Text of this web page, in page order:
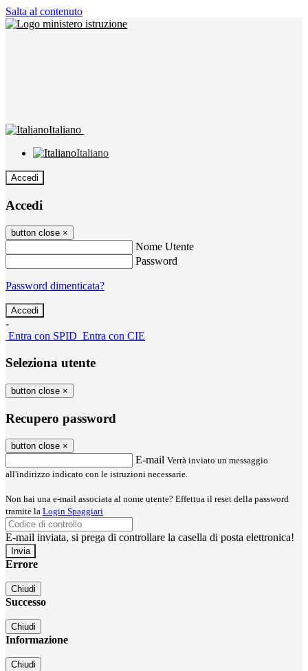
Salta al contenuto
Italiano
Italiano
Accedi
Accedi
button close ×
Nome Utente
Password
Password dimenticata?
-
Entra con SPID Entra con CIE
Seleziona utente
button close ×
Recupero password
button close ×
E-mail Verrà inviato un messaggio
all'indirizzo indicato con le istruzioni necessarie.
Non hai una e-mail associata al nome utente? Effettua il reset della password
tramite la Login Spaggiari
E-mail inviata, si prega di controllare la casella di posta elettronica!
Errore
Chiudi
Successo
Chiudi
Informazione
Chiudi